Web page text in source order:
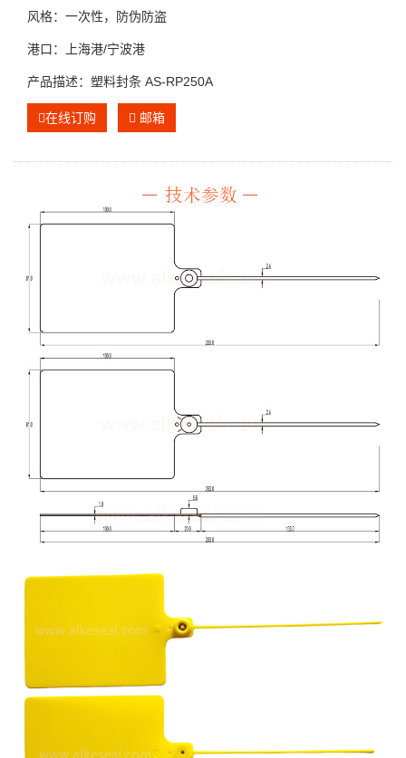
风格：一次性，防伪防盗
港口：上海港/宁波港
产品描述：塑料封条 AS-RP250A
在线订购 邮箱